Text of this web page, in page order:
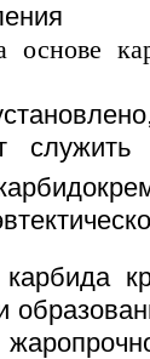
служить